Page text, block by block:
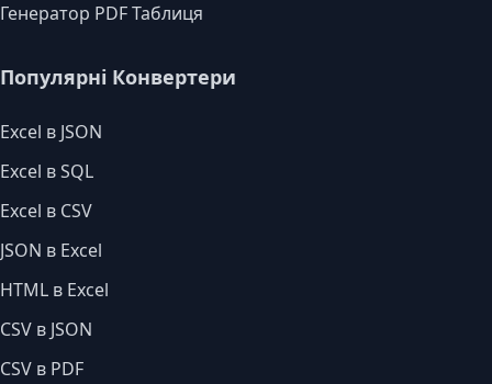
Генератор PDF Таблиця
Популярні Конвертери
Excel в JSON
Excel в SQL
Excel в CSV
JSON в Excel
HTML в Excel
CSV в JSON
CSV в PDF